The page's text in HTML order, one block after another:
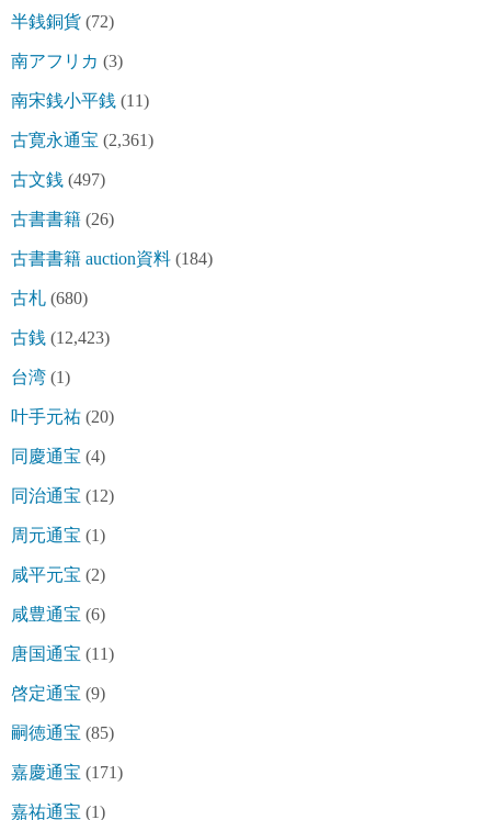
半銭銅貨 (72)
南アフリカ (3)
南宋銭小平銭 (11)
古寛永通宝 (2,361)
古文銭 (497)
古書書籍 (26)
古書書籍 auction資料 (184)
古札 (680)
古銭 (12,423)
台湾 (1)
叶手元祐 (20)
同慶通宝 (4)
同治通宝 (12)
周元通宝 (1)
咸平元宝 (2)
咸豊通宝 (6)
唐国通宝 (11)
啓定通宝 (9)
嗣徳通宝 (85)
嘉慶通宝 (171)
嘉祐通宝 (1)